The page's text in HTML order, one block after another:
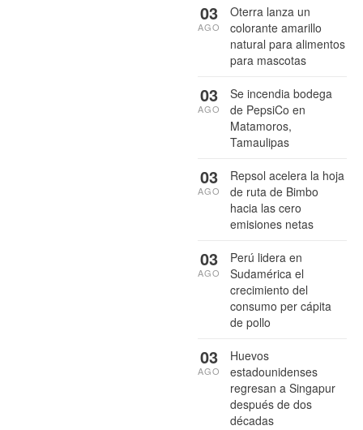
Oterra lanza un
colorante amarillo
natural para alimentos
para mascotas
03
AGO
Se incendia bodega
de PepsiCo en
Matamoros,
Tamaulipas
03
AGO
Repsol acelera la hoja
de ruta de Bimbo
hacia las cero
emisiones netas
03
AGO
Perú lidera en
Sudamérica el
crecimiento del
consumo per cápita
de pollo
03
AGO
Huevos
estadounidenses
regresan a Singapur
después de dos
décadas
03
AGO